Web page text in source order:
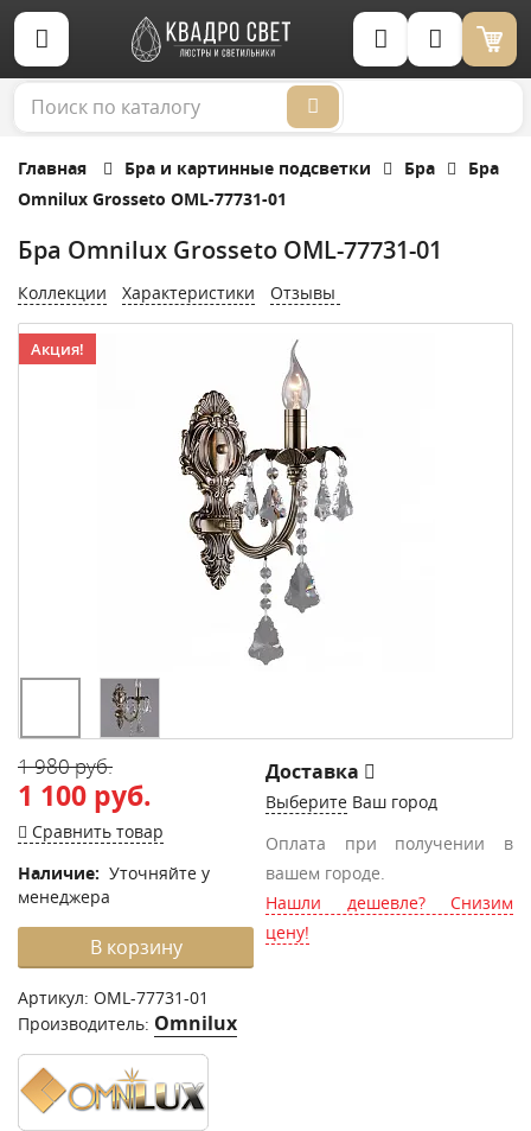
Корзина (0)
Главная Бра и картинные подсветки Бра
Бра
Omnilux Grosseto OML-77731-01
Бра Omnilux Grosseto OML-77731-01
Коллекции Характеристики Отзывы
Акция!
1 980 руб.
1 100 руб.
Сравнить товар
Наличие: Уточняйте у
менеджера
В корзину
Артикул: OML-77731-01
Производитель: Omnilux
Доставка
Выберите Ваш город
Оплата при получении в
вашем городе.
Нашли дешевле? Снизим
цену!